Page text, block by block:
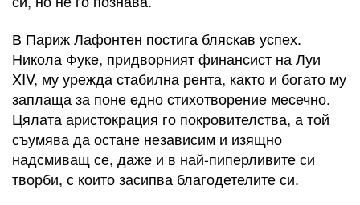
В Париж Лафонтен постига бляскав успех.
Никола Фуке, придворният финансист на Луи
XIV, му урежда стабилна рента, както и богато му
заплаща за поне едно стихотворение месечно.
Цялата аристокрация го покровителства, а той
съумява да остане независим и изящно
надсмиващ се, даже и в най-пиперливите си
творби, с които засипва благодетелите си.